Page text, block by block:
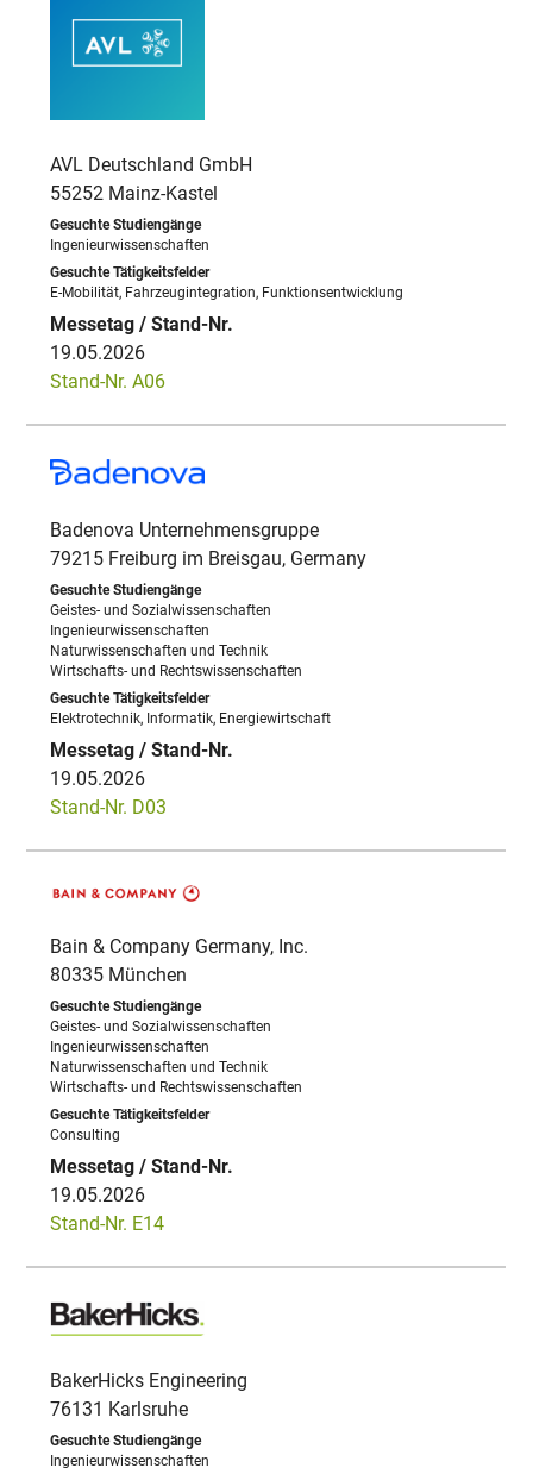
AVL Deutschland GmbH
55252 Mainz-Kastel
Ingenieurwissenschaften
E-Mobilität, Fahrzeugintegration, Funktionsentwicklung
19.05.2026
Stand-Nr. A06
Badenova Unternehmensgruppe
79215 Freiburg im Breisgau, Germany
Geistes- und Sozialwissenschaften
Ingenieurwissenschaften
Naturwissenschaften und Technik
Wirtschafts- und Rechtswissenschaften
Elektrotechnik, Informatik, Energiewirtschaft
19.05.2026
Stand-Nr. D03
Bain & Company Germany, Inc.
80335 München
Geistes- und Sozialwissenschaften
Ingenieurwissenschaften
Naturwissenschaften und Technik
Wirtschafts- und Rechtswissenschaften
Consulting
19.05.2026
Stand-Nr. E14
BakerHicks Engineering
76131 Karlsruhe
Ingenieurwissenschaften